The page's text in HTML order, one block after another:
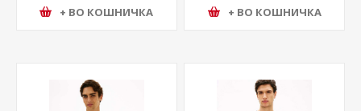
+ ВО КОШНИЧКА + ВО КОШНИЧКА